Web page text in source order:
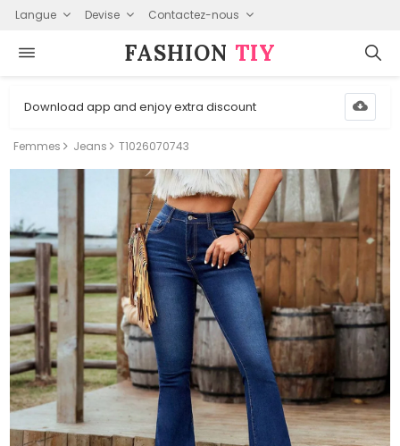
Langue Devise Contactez-nous
FASHION⁠ TIY
Download app and enjoy extra discount
Femmes Jeans T1026070743